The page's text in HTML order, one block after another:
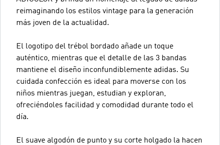
reimaginando los estilos vintage para la generación
más joven de la actualidad.
El logotipo del trébol bordado añade un toque
auténtico, mientras que el detalle de las 3 bandas
mantiene el diseño inconfundiblemente adidas. Su
cuidada confección es ideal para moverse con los
niños mientras juegan, estudian y exploran,
ofreciéndoles facilidad y comodidad durante todo el
día.
El suave algodón de punto y su corte holgado la hacen